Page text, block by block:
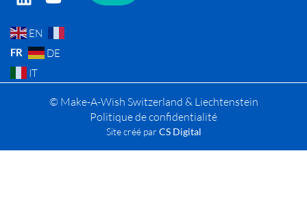
EN
FR
DE
IT
© Make-A-Wish Switzerland & Liechtenstein
Politique de confidentialité
Site créé par CS Digital